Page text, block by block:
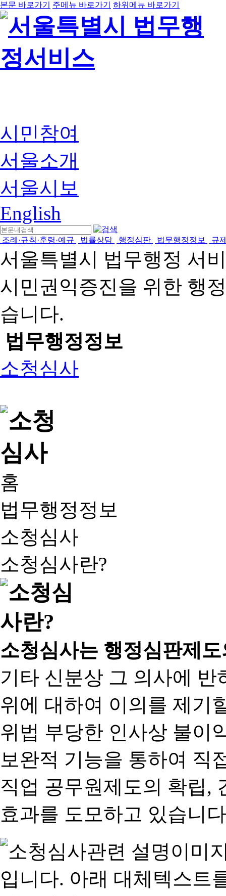
본문 바로가기 주메뉴 바로가기 하위메뉴 바로가기
시민참여
서울소개
서울시보
English
조례·규칙·훈령·예규 법률상담 행정심판 법무행정정보 규
서울특별시 법무행정 서
시민권익증진을 위한 행
습니다.
법무행정정보
소청심사
홈
법무행정정보
소청심사
소청심사란?
소청심사는 행정심판제
기타 신분상 그 의사에
위에 대하여 이의를 제기
위법 부당한 인사상 불이
보완적 기능을 통하여 직
직업 공무원제도의 확립,
효과를 도모하고 있습니